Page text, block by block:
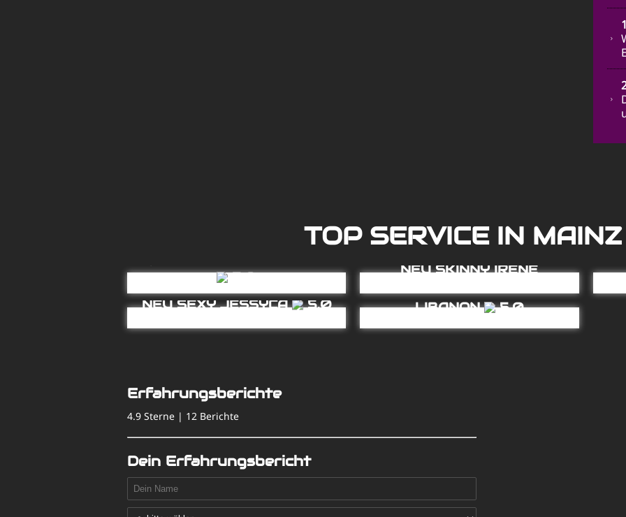
TOP SERVICE IN MAINZ
Anwesend
5.0
Anwesend
NEU SKINNY IRENE
NEU SEXY JESSYCA 5.0
VERSAUTE CLEO AUS
LIBANON
5.0
Erfahrungsberichte
4.9 Sterne | 12 Berichte
Dein Erfahrungsbericht